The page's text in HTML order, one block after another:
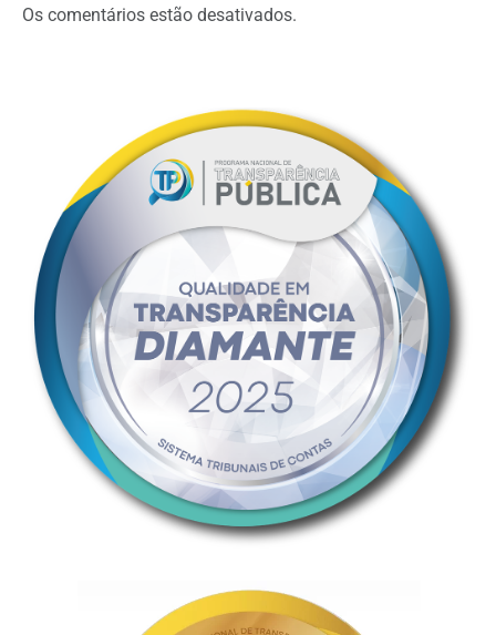
LinkedIn
Os comentários estão desativados.